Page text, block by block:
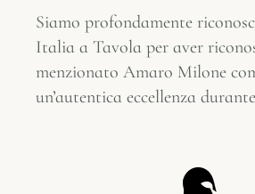
Siamo profondamente
Italia a Tavola per aver
menzionato Amaro Milone
un’autentica eccellenza